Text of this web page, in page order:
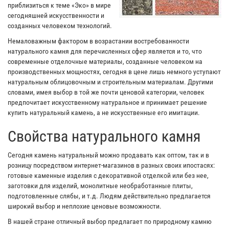
приблизиться к теме «Эко» в мире
сегодняшней искусственности и
созданных человеком технологий.
Немаловажным фактором в возрастании востребованности
натурального камня для перечисленных сфер является и то, что
современные отделочные материалы, созданные человеком на
производственных мощностях, сегодня в цене лишь немного уступают
натуральным облицовочным и строительным материалам. Другими
словами, имея выбор в той же почти ценовой категории, человек
предпочитает искусственному натуральное и принимает решение
купить натуральный камень, а не искусственные его имитации.
Свойства натурального камня
Сегодня камень натуральный можно продавать как оптом, так и в
розницу посредством интернет-магазинов в разных своих ипостасях:
готовые каменные изделия с декоративной отделкой или без нее,
заготовки для изделий, монолитные необработанные плиты,
подготовленные слябы, и т.д. Людям действительно предлагается
широкий выбор и неплохие ценовые возможности.
В нашей стране отличный выбор предлагает по природному камню